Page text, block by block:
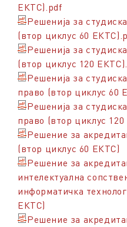
ЕКТС).pdf
Решенија за
(втор циклус 60
Решенија за
(втор циклус 120
Решенија за
право (втор циклус 60
Решенија за
право (втор циклус
Решение за
(втор циклус 60 ЕКТС)
Решение за
интелектуална
информатичка
ЕКТС)
Решение за